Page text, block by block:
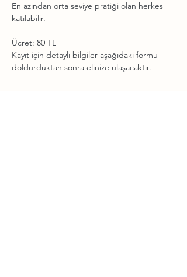
En azından orta seviye pratiği olan herkes
katılabilir.
Ücret: 80 TL
Kayıt için detaylı bilgiler aşağıdaki formu
doldurduktan sonra elinize ulaşacaktır.